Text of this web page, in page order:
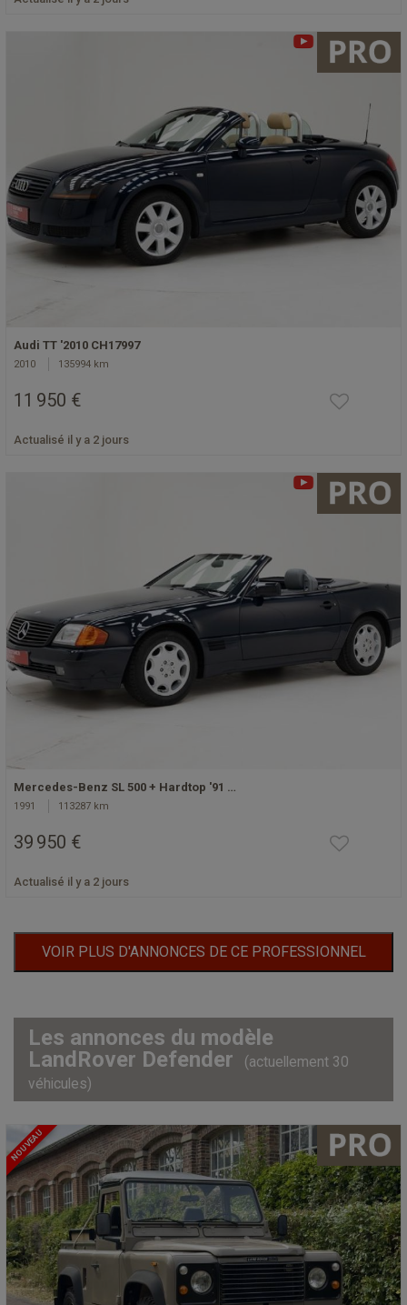
Audi TT '2010 CH17997
2010 135994 km
11 950 €
Actualisé il y a 2 jours
Mercedes-Benz SL 500 + Hardtop '91 …
1991 113287 km
39 950 €
Actualisé il y a 2 jours
VOIR PLUS D'ANNONCES DE CE PROFESSIONNEL
Les annonces du modèle
LandRover Defender
(actuellement 30
véhicules)
NOUVEAU